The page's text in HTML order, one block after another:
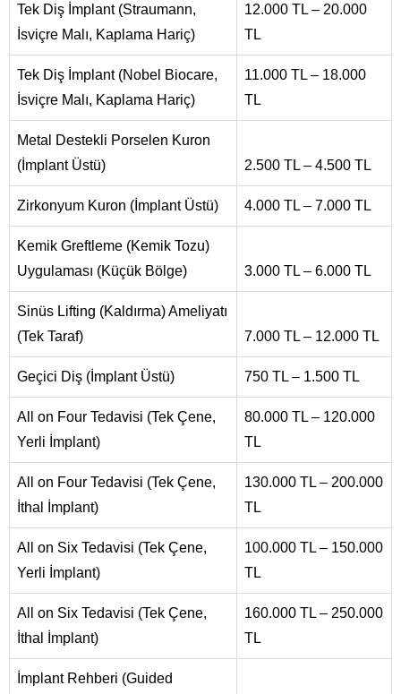
Tek Diş İmplant (Straumann,
İsviçre Malı, Kaplama Hariç)
12.000 TL – 20.000
TL
Tek Diş İmplant (Nobel Biocare,
İsviçre Malı, Kaplama Hariç)
11.000 TL – 18.000
TL
Metal Destekli Porselen Kuron
(İmplant Üstü)
2.500 TL – 4.500 TL
Zirkonyum Kuron (İmplant Üstü) 4.000 TL – 7.000 TL
Kemik Greftleme (Kemik Tozu)
Uygulaması (Küçük Bölge)
3.000 TL – 6.000 TL
Sinüs Lifting (Kaldırma) Ameliyatı
(Tek Taraf)
7.000 TL – 12.000 TL
Geçici Diş (İmplant Üstü) 750 TL – 1.500 TL
All on Four Tedavisi (Tek Çene,
Yerli İmplant)
80.000 TL – 120.000
TL
All on Four Tedavisi (Tek Çene,
İthal İmplant)
130.000 TL – 200.000
TL
All on Six Tedavisi (Tek Çene,
Yerli İmplant)
100.000 TL – 150.000
TL
All on Six Tedavisi (Tek Çene,
İthal İmplant)
160.000 TL – 250.000
TL
İmplant Rehberi (Guided